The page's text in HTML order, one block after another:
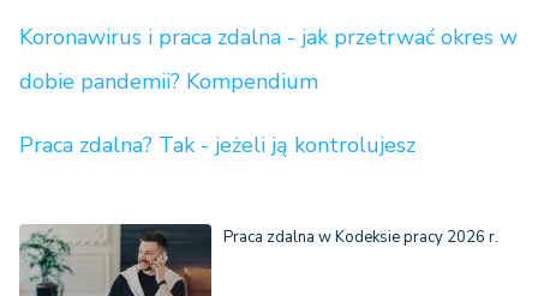
Koronawirus i praca zdalna - jak przetrwać okres w
dobie pandemii? Kompendium
Praca zdalna? Tak - jeżeli ją kontrolujesz
Praca zdalna w Kodeksie pracy 2026 r.